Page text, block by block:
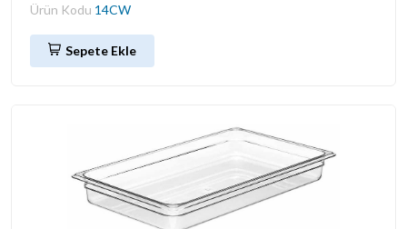
Ürün Kodu 14CW
Sepete Ekle